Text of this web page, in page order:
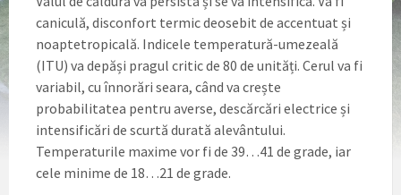
caniculă, disconfort termic deosebit de accentuat și
noaptetropicală. Indicele temperatură-umezeală
(ITU) va depăși pragul critic de 80 de unități. Cerul va fi
variabil, cu înnorări seara, când va crește
probabilitatea pentru averse, descărcări electrice și
intensificări de scurtă durată alevântului.
Temperaturile maxime vor fi de 39…41 de grade, iar
cele minime de 18…21 de grade.